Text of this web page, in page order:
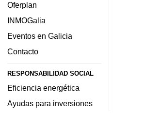
Oferplan
INMOGalia
Eventos en Galicia
Contacto
RESPONSABILIDAD SOCIAL
Eficiencia energética
Ayudas para inversiones